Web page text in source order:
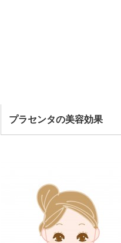
プラセンタの美容効果